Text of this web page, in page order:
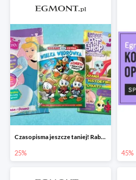
Czasopisma jeszcze taniej! Rabat do -25%
25% 45%